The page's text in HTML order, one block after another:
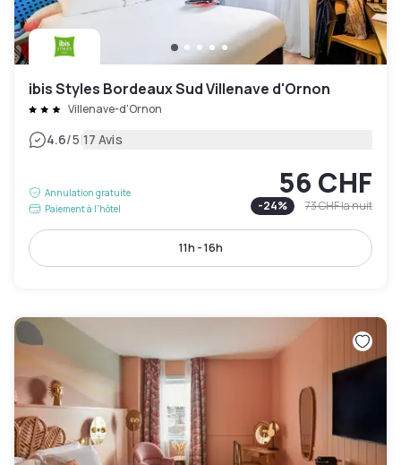
ibis Styles Bordeaux Sud Villenave d'Ornon
Villenave-d'Ornon
4.6/5|17 Avis
Annulation gratuite
Paiement à l'hôtel
56 CHF
-24% 73 CHFla nuit
11h - 16h